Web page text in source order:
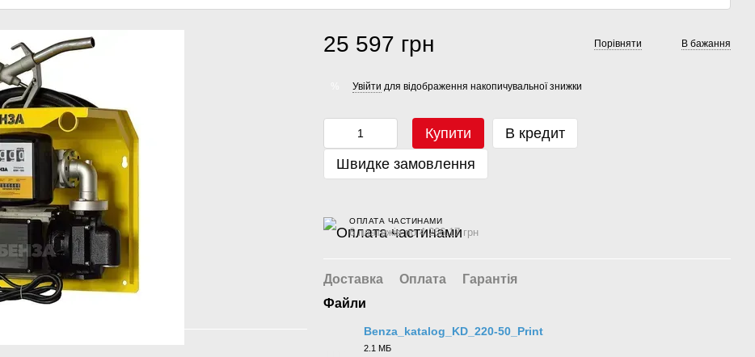
25 597 грн Порівняти В бажання
Увійти для відображення накопичувальної знижки
Купити
В кредит
Швидке замовлення
ОПЛАТА ЧАСТИНАМИ
6 платежів по 4 266.17 грн
Доставка Оплата
Гарантія
Файли
Benza_katalog_KD_220-50_Print
2.1 МБ